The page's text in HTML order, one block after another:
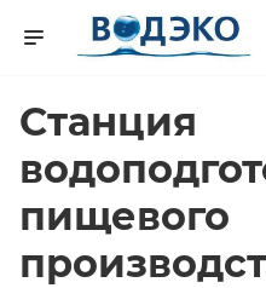
Станция
пищевого